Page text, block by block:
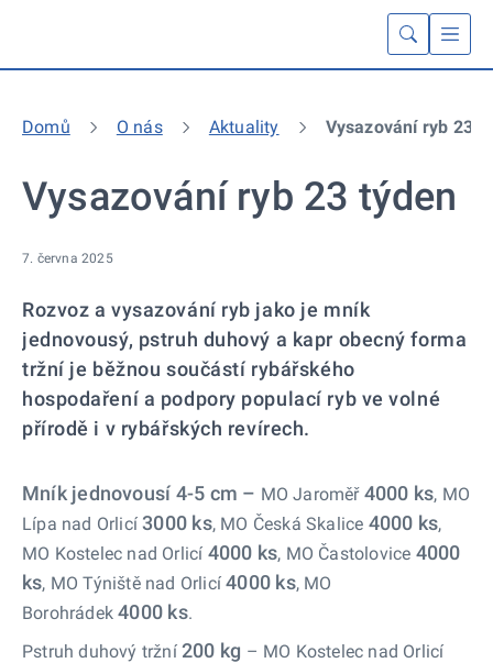
Domů O nás Aktuality Vysazování ryb 23
Vysazování ryb 23 týden
7. června 2025
Rozvoz a vysazování ryb jako je mník
jednovousý, pstruh duhový a kapr obecný forma
tržní je běžnou součástí rybářského
hospodaření a podpory populací ryb ve volné
přírodě i v rybářských revírech.
Mník jednovousí 4-5 cm – MO Jaroměř 4000 ks, MO
Lípa nad Orlicí3000 ks, MO Česká Skalice 4000 ks,
MO Kostelec nad Orlicí 4000 ks, MO Častolovice 4000
ks, MO Týniště nad Orlicí4000 ks, MO
Borohrádek4000 ks.
Pstruh duhový tržní 200 kg – MO Kostelec nad Orlicí